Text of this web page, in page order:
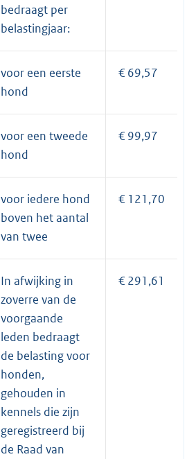
bedraagt per
belastingjaar:
voor een eerste
hond
€ 69,57
voor een tweede
hond
€ 99,97
voor iedere hond
boven het aantal
van twee
€ 121,70
In afwijking in
zoverre van de
voorgaande
leden bedraagt
de belasting voor
honden,
gehouden in
kennels die zijn
geregistreerd bij
de Raad van
€ 291,61